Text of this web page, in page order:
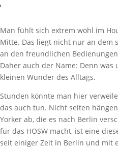
Man fühlt sich extrem wohl im
Mitte. Das liegt nicht nur an dem
an den freundlichen
Daher auch der Name: Denn
kleinen Wunder des Alltags.
Stunden könnte man hier
das auch tun. Nicht selten
Yorker ab, die es nach Berlin
für das HOSW macht, ist eine
seit einiger Zeit in Berlin und mit